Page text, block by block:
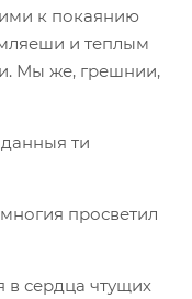
к покаянию
и теплым
Мы же, грешнии,
ти
просветил
в сердца чтущих